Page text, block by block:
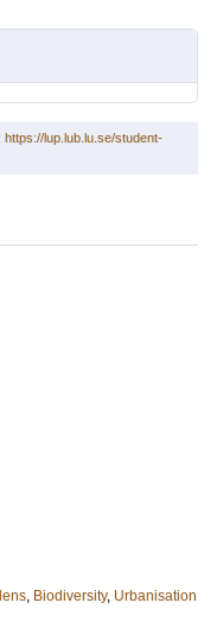
https://lup.lub.lu.se/student-
, Biodiversity, Urbanisation